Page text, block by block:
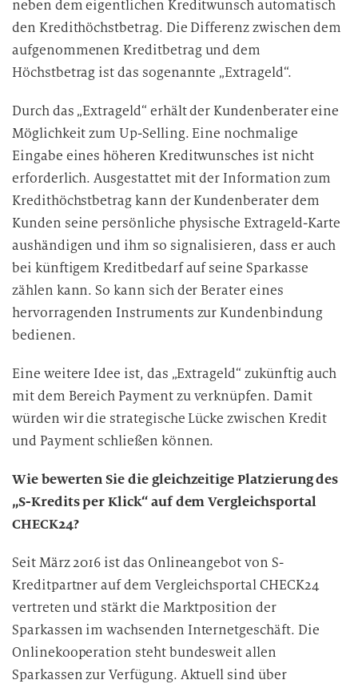
neben dem eigentlichen Kreditwunsch automatisch
den Kredithöchstbetrag. Die Differenz zwischen dem
aufgenommenen Kreditbetrag und dem
Höchstbetrag ist das sogenannte „Extrageld“.
Durch das „Extrageld“ erhält der Kundenberater eine
Möglichkeit zum Up-Selling. Eine nochmalige
Eingabe eines höheren Kreditwunsches ist nicht
erforderlich. Ausgestattet mit der Information zum
Kredithöchstbetrag kann der Kundenberater dem
Kunden seine persönliche physische Extrageld-Karte
aushändigen und ihm so signalisieren, dass er auch
bei künftigem Kreditbedarf auf seine Sparkasse
zählen kann. So kann sich der Berater eines
hervorragenden Instruments zur Kundenbindung
bedienen.
Eine weitere Idee ist, das „Extrageld“ zukünftig auch
mit dem Bereich Payment zu verknüpfen. Damit
würden wir die strategische Lücke zwischen Kredit
und Payment schließen können.
Wie bewerten Sie die gleichzeitige Platzierung des
„S-Kredits per Klick“ auf dem Vergleichsportal
CHECK24?
Seit März 2016 ist das Onlineangebot von S-
Kreditpartner auf dem Vergleichsportal CHECK24
vertreten und stärkt die Marktposition der
Sparkassen im wachsenden Internetgeschäft. Die
Onlinekooperation steht bundesweit allen
Sparkassen zur Verfügung. Aktuell sind über